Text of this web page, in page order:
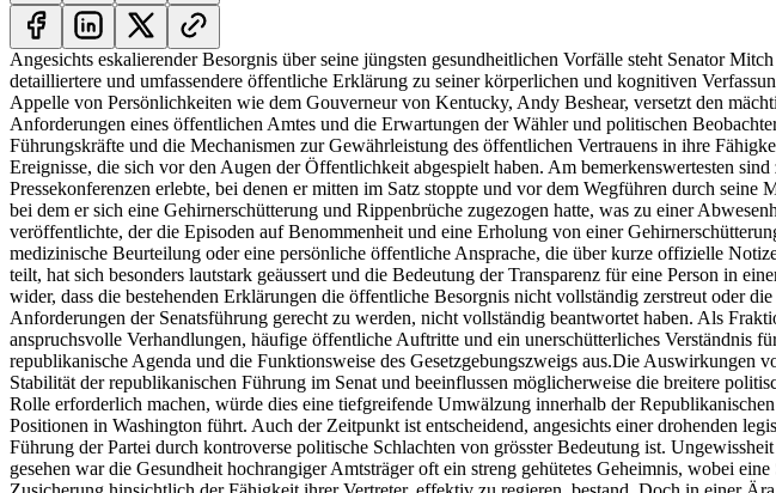
Angesichts eskalierender Besorgnis über seine jüngsten gesundheitlichen Vorfälle steht Senator
detailliertere und umfassendere öffentliche Erklärung zu seiner körperlichen und kognitiven
Appelle von Persönlichkeiten wie dem Gouverneur von Kentucky, Andy Beshear, versetzt den
Anforderungen eines öffentlichen Amtes und die Erwartungen der Wähler und politischen
Führungskräfte und die Mechanismen zur Gewährleistung des öffentlichen Vertrauens in ihre
Ereignisse, die sich vor den Augen der Öffentlichkeit abgespielt haben. Am bemerkenswertesten
Pressekonferenzen erlebte, bei denen er mitten im Satz stoppte und vor dem Wegführen durch
bei dem er sich eine Gehirnerschütterung und Rippenbrüche zugezogen hatte, was zu einer
veröffentlichte, der die Episoden auf Benommenheit und eine Erholung von einer
medizinische Beurteilung oder eine persönliche öffentliche Ansprache, die über kurze offizielle
teilt, hat sich besonders lautstark geäussert und die Bedeutung der Transparenz für eine Person in
wider, dass die bestehenden Erklärungen die öffentliche Besorgnis nicht vollständig zerstreut oder
Anforderungen der Senatsführung gerecht zu werden, nicht vollständig beantwortet haben. Als
anspruchsvolle Verhandlungen, häufige öffentliche Auftritte und ein unerschütterliches
republikanische Agenda und die Funktionsweise des Gesetzgebungszweigs aus.Die Auswirkungen
Stabilität der republikanischen Führung im Senat und beeinflussen möglicherweise die breitere
Rolle erforderlich machen, würde dies eine tiefgreifende Umwälzung innerhalb der
Positionen in Washington führt. Auch der Zeitpunkt ist entscheidend, angesichts einer drohenden
Führung der Partei durch kontroverse politische Schlachten von grösster Bedeutung ist.
gesehen war die Gesundheit hochrangiger Amtsträger oft ein streng gehütetes Geheimnis, wobei